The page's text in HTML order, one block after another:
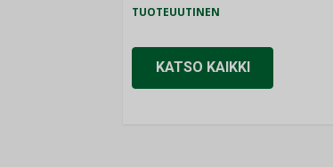
TUOTEUUTINEN
KATSO KAIKKI